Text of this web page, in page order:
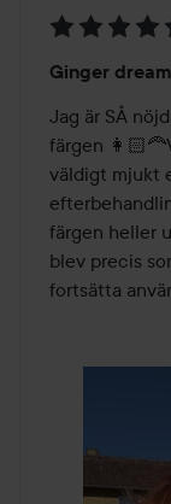
5
av
5
Ginger dream
Jag är SÅ
färgen
väldigt mjukt
färgen heller
blev precis
fortsätta